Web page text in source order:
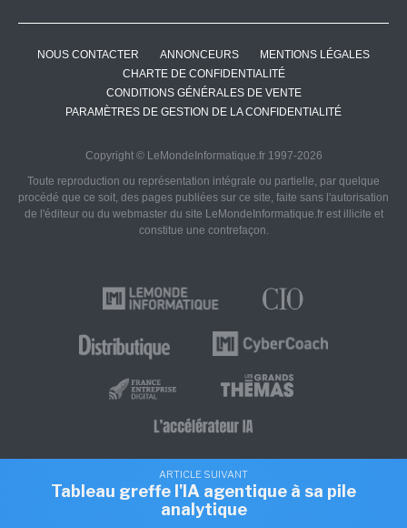
ARTICLE SUIVANT
Tableau greffe l'IA agentique à sa pile
analytique
NOUS CONTACTER ANNONCEURS
MENTIONS LÉGALES
CHARTE DE CONFIDENTIALITÉ
CONDITIONS GÉNÉRALES DE VENTE
PARAMÈTRES DE GESTION DE LA CONFIDENTIALITÉ
Copyright © LeMondeInformatique.fr 1997-2026
Toute reproduction ou représentation intégrale ou partielle, par quelque
procédé que ce soit, des pages publiées sur ce site, faite sans l'autorisation
de l'éditeur ou du webmaster du site LeMondeInformatique.fr est illicite et
constitue une contrefaçon.